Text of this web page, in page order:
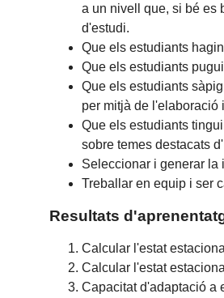
a un nivell que, si bé es
d'estudi.
Que els estudiants
Que els estudiants
Que els estudiants
per mitjà de l'elaboració
Que els estudiants
sobre temes destacats
Seleccionar i generar la
Treballar en equip i ser
Resultats
Calcular l'estat
Calcular l'estat
Capacitat d'adaptació a